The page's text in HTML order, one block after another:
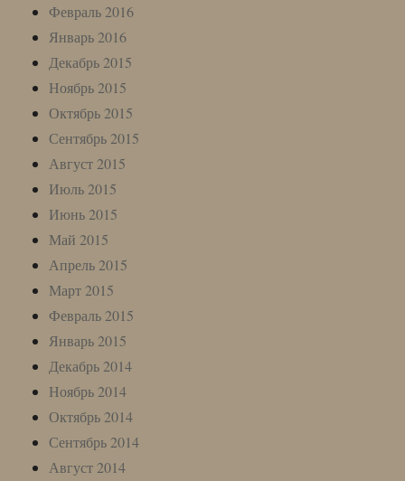
Февраль 2016
Январь 2016
Декабрь 2015
Ноябрь 2015
Октябрь 2015
Сентябрь 2015
Август 2015
Июль 2015
Июнь 2015
Май 2015
Апрель 2015
Март 2015
Февраль 2015
Январь 2015
Декабрь 2014
Ноябрь 2014
Октябрь 2014
Сентябрь 2014
Август 2014